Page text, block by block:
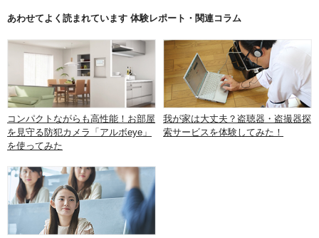
あわせてよく読まれています 体験レポート・関連コラム
コンパクトながらも高性能！お部屋
を見守る防犯カメラ「アルボeye」
を使ってみた
我が家は大丈夫？盗聴器・盗撮器探
索サービスを体験してみた！